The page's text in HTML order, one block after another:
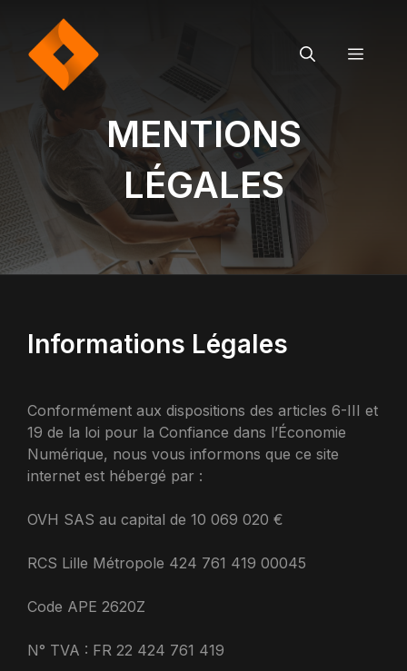
contenu
MENTIONS
LÉGALES
Informations Légales
Conformément aux dispositions des articles 6-III et
19 de la loi pour la Confiance dans l’Économie
Numérique, nous vous informons que ce site
internet est hébergé par :
OVH SAS au capital de 10 069 020 €
RCS Lille Métropole 424 761 419 00045
Code APE 2620Z
N° TVA : FR 22 424 761 419